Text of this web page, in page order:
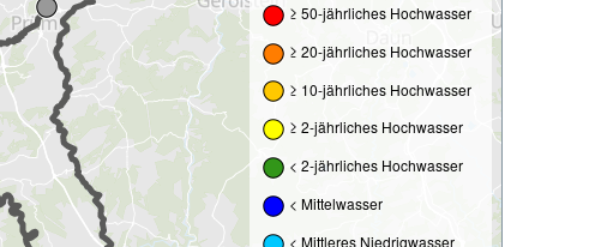
≥ 50-jährliches Hochwasser
≥ 20-jährliches Hochwasser
≥ 10-jährliches Hochwasser
≥ 2-jährliches Hochwasser
< 2-jährliches Hochwasser
< Mittelwasser
< Mittleres Niedrigwasser